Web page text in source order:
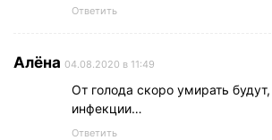
Ответить
Алёна 04.08.2020 в 11:49
От голода скоро умирать будут,
инфекции…
Ответить